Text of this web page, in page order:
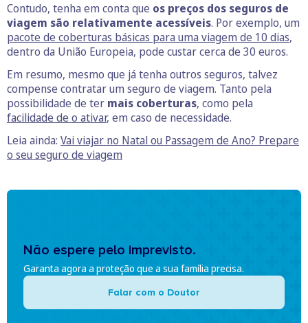
Contudo, tenha em conta que os preços dos seguros de
viagem são relativamente acessíveis. Por exemplo, um
pacote de coberturas básicas para uma viagem de 10 dias,
dentro da União Europeia, pode custar cerca de 30 euros.
Em resumo, mesmo que já tenha outros seguros, talvez
compense contratar um seguro de viagem. Tanto pela
possibilidade de ter mais coberturas, como pela
facilidade de o ativar, em caso de necessidade.
Leia ainda: Vai viajar no Natal ou Passagem de Ano? Prepare
o seu seguro de viagem
Não espere pelo imprevisto.
Garanta agora a proteção que a sua família precisa.
Falar com o Doutor